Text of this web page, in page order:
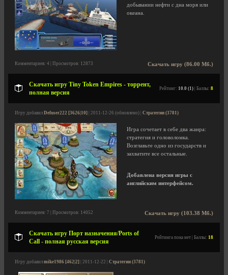
добывании нефти с дна моря или
океана.
Скачать игру (86.00 Мб.)
Комментариев: 4 | Просмотров: 12873
Скачать игру Tiny Token Empires - торрент,
полная версия
Рейтинг: 10.0 (1) | Баллы: 8
Игру добавил Defuser222 [3626|10] | 2011-12-26 (обновлено) | Стратегии (3781)
Игра сочетает в себе два жанра:
стратегия и головоломка.
Возглавьте одно из государств и
захватите все остальные.
Добавлена версия игры с
английским интерфейсом.
Скачать игру (103.38 Мб.)
Комментариев: 7 | Просмотров: 14052
Скачать игру Порт назначения/Ports of
Call - полная русская версия
Рейтинга пока нет | Баллы: 18
Игру добавил mike1986 [462|2] | 2011-12-22 | Стратегии (3781)